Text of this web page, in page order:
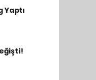
Yaptı